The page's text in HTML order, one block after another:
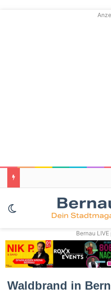
Skin umschalten
Bernau
Waldbrand in